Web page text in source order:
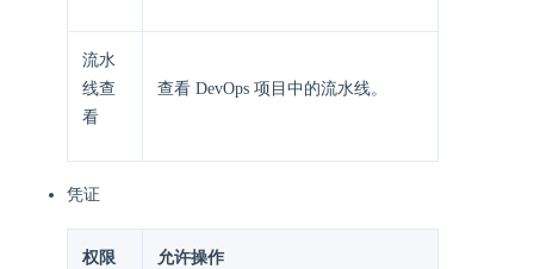
流水
线查
看
查看 DevOps 项目中的流水线。
凭证
权限 允许操作